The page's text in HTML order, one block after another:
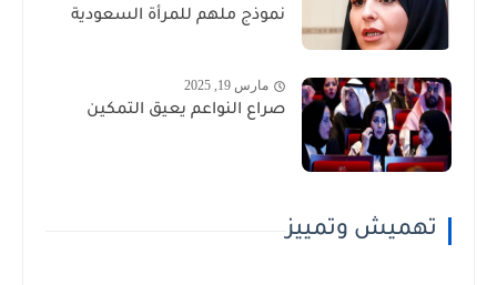
نموذج ملهم للمرأة السعودية
مارس 19, 2025
صراع النواعم يعيق التمكين
تهميش وتمييز